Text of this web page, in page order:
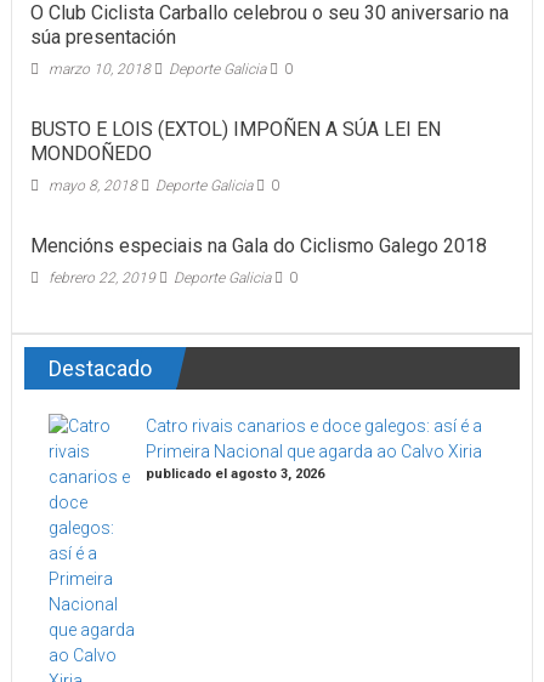
O Club Ciclista Carballo celebrou o seu 30 aniversario na
súa presentación
marzo 10, 2018 Deporte Galicia 0
BUSTO E LOIS (EXTOL) IMPOÑEN A SÚA LEI EN
MONDOÑEDO
mayo 8, 2018 Deporte Galicia 0
Mencións especiais na Gala do Ciclismo Galego 2018
febrero 22, 2019 Deporte Galicia 0
Destacado
Catro rivais canarios e doce galegos: así é a
Primeira Nacional que agarda ao Calvo Xiria
publicado el agosto 3, 2026